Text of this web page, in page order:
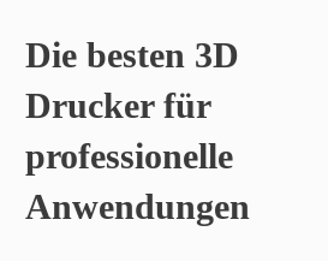
Die besten 3D
Drucker für
professionelle
Anwendungen